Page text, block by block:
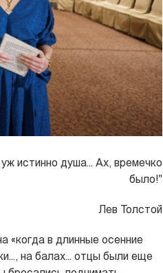
истинно душа... Ах, времечко
было!"
Лев Толстой
«когда в длинные осенние
на балах... отцы были еще